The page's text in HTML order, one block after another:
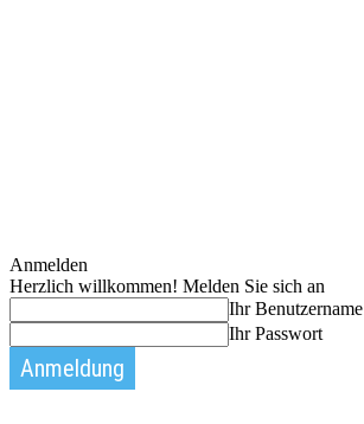
Anmelden
Herzlich willkommen! Melden Sie sich an
Ihr Benutzername
Ihr Passwort